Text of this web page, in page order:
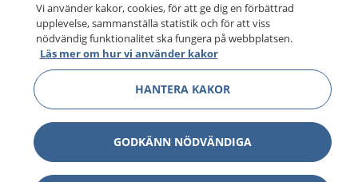
Vi använder kakor, cookies, för att ge dig en förbättrad
upplevelse, sammanställa statistik och för att viss
nödvändig funktionalitet ska fungera på webbplatsen.
Läs mer om hur vi använder kakor
HANTERA KAKOR
GODKÄNN NÖDVÄNDIGA